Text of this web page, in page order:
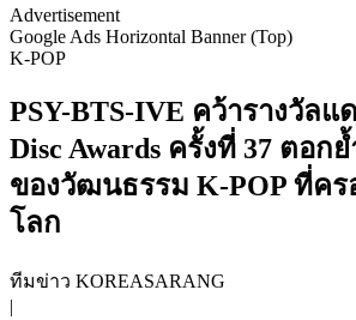
Advertisement
Google Ads Horizontal Banner (Top)
K-POP
PSY-BTS-IVE คว้ารางวัลแ
Disc Awards ครั้งที่ 37 ตอก
ของวัฒนธรรม K-POP ที่คร
โลก
ทีมข่าว KOREASARANG
|